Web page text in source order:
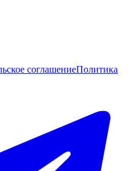
соглашениеПолитика